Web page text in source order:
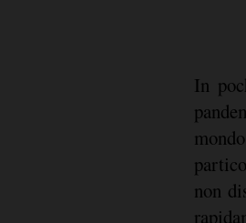
In
non